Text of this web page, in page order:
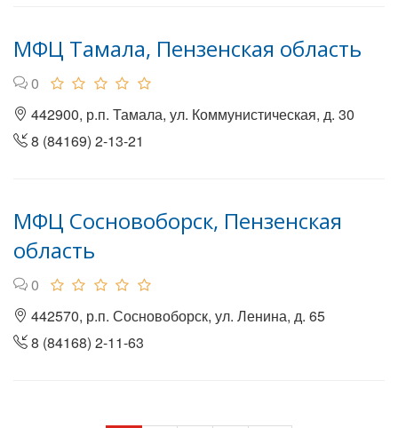
МФЦ Тамала, Пензенская область
0
442900, р.п. Тамала, ул. Коммунистическая, д. 30
8 (84169) 2-13-21
МФЦ Сосновоборск, Пензенская
область
0
442570, р.п. Сосновоборск, ул. Ленина, д. 65
8 (84168) 2-11-63